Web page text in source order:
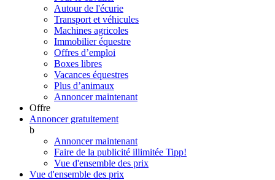
Autour de l'écurie
Transport et véhicules
Machines agricoles
Immobilier équestre
Offres d’emploi
Boxes libres
Vacances équestres
Plus d’animaux
Annoncer maintenant
Offre
Annoncer gratuitement
b
Annoncer maintenant
Faire de la publicité illimitée Tipp!
Vue d'ensemble des prix
Vue d'ensemble des prix